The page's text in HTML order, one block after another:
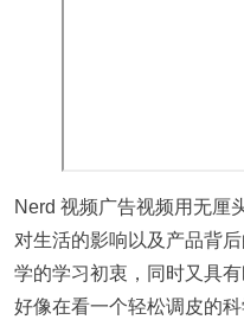
Nerd 视频广告视频用无厘
对生活的影响以及产品背
学的学习初衷，同时又具
好像在看一个轻松调皮的科